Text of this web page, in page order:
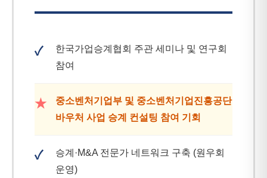
✓
한국가업승계협회 주관 세미나 및 연구회
참여
★
중소벤처기업부 및 중소벤처기업진흥공단
바우처 사업 승계 컨설팅 참여 기회
✓
승계·M&A 전문가 네트워크 구축 (원우회
운영)